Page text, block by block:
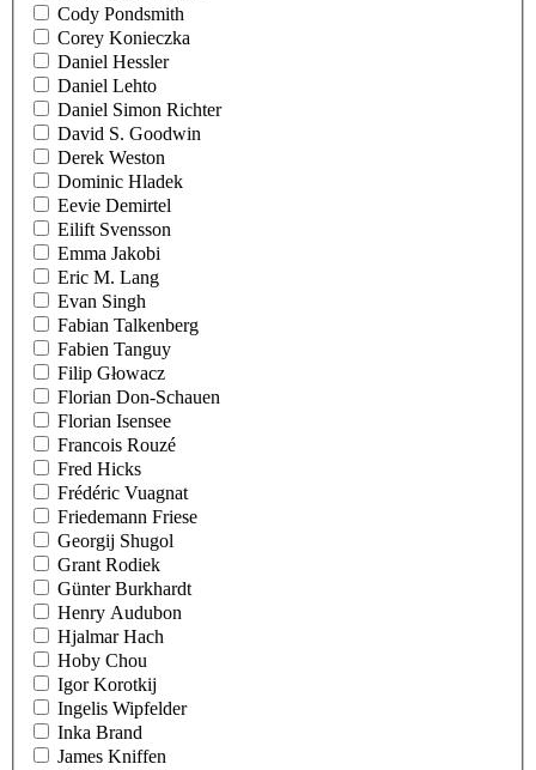
Cody Pondsmith
Corey Konieczka
Daniel Hessler
Daniel Lehto
Daniel Simon Richter
David S. Goodwin
Derek Weston
Dominic Hladek
Eevie Demirtel
Eilift Svensson
Emma Jakobi
Eric M. Lang
Evan Singh
Fabian Talkenberg
Fabien Tanguy
Filip Głowacz
Florian Don-Schauen
Florian Isensee
Francois Rouzé
Fred Hicks
Frédéric Vuagnat
Friedemann Friese
Georgij Shugol
Grant Rodiek
Günter Burkhardt
Henry Audubon
Hjalmar Hach
Hoby Chou
Igor Korotkij
Ingelis Wipfelder
Inka Brand
James Kniffen